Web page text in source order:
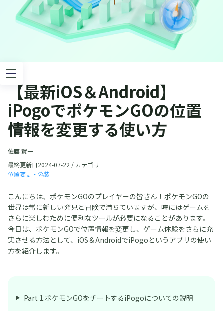
【最新iOS＆Android】
iPogoでポケモンGOの位置
情報を変更する使い方
佐藤 賢一
最終更新日2024-07-22 / カテゴリ
位置変更・偽装
こんにちは、ポケモンGOのプレイヤーの皆さん！ポケモンGOの
世界は常に新しい発見と冒険で満ちていますが、時にはゲームを
さらに楽しむために便利なツールが必要になることがあります。
今日は、ポケモンGOで位置情報を変更し、ゲーム体験をさらに充
実させる方法として、iOS＆AndroidでiPogoというアプリの使い
方を紹介します。
Part 1.ポケモンGOをチートするiPogoについての説明